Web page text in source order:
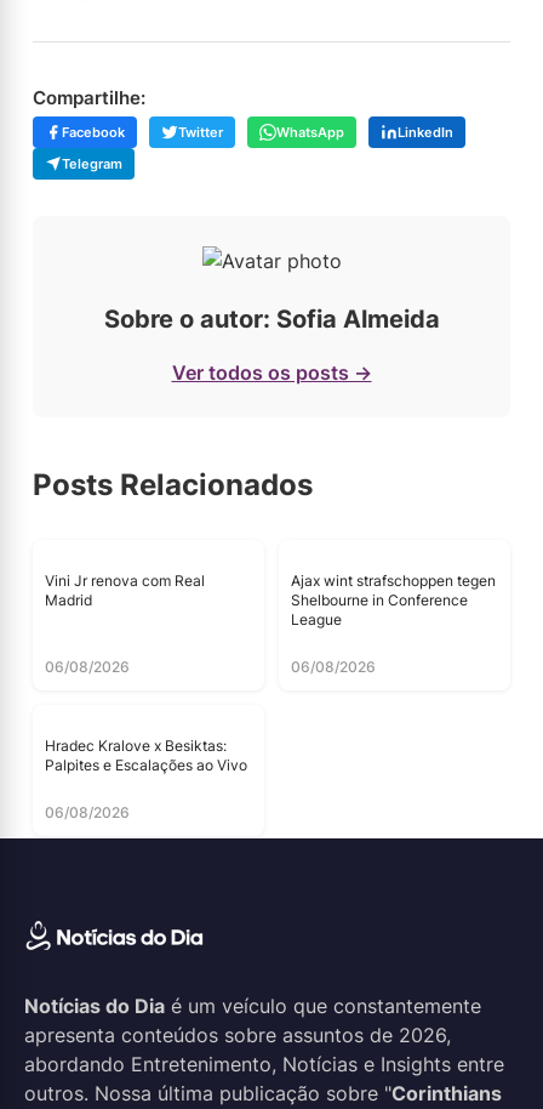
Compartilhe:
Facebook Twitter WhatsApp
LinkedIn
Telegram
Sobre o autor: Sofia Almeida
Ver todos os posts →
Posts Relacionados
Vini Jr renova com Real
Madrid
06/08/2026
Ajax wint strafschoppen tegen
Shelbourne in Conference
League
06/08/2026
Hradec Kralove x Besiktas:
Palpites e Escalações ao Vivo
06/08/2026
Notícias do Dia é um veículo que constantemente
apresenta conteúdos sobre assuntos de 2026,
abordando Entretenimento, Notícias e Insights entre
outros. Nossa última publicação sobre "Corinthians